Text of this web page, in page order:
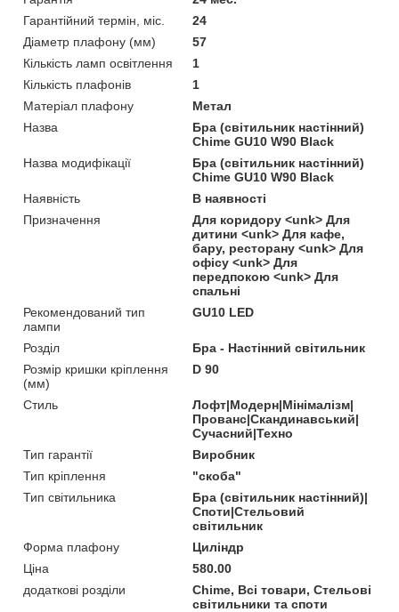
Гарантійний термін, міс.
24
Діаметр плафону (мм)
57
Кількість ламп освітлення
1
Кількість плафонів
1
Матеріал плафону
Метал
Назва
Бра (світильник настінний)
Chime GU10 W90 Black
Назва модифікації
Бра (світильник настінний)
Chime GU10 W90 Black
Наявність
В наявності
Призначення
Для коридору <unk> Для
дитини <unk> Для кафе,
бару, ресторану <unk> Для
офісу <unk> Для
передпокою <unk> Для
спальні
Рекомендований тип
лампи
GU10 LED
Розділ
Бра - Настінний світильник
Розмір кришки кріплення
(мм)
D 90
Стиль
Лофт|Модерн|Мінімалізм|
Прованс|Скандинавський|
Сучасний|Техно
Тип гарантії
Виробник
Тип кріплення
"скоба"
Тип світильника
Бра (світильник настінний)|
Споти|Стельовий
світильник
Форма плафону
Циліндр
Ціна
580.00
додаткові розділи
Chime, Всі товари, Стельові
світильники та споти